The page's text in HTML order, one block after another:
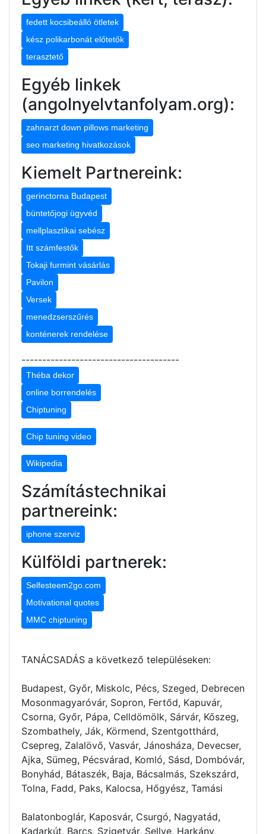
fedett kocsibeálló ötletek
kész polikarbonát előtetők
terasztető
Egyéb linkek
(angolnyelvtanfolyam.org):
zahnarzt down pillows marketing
seo marketing hivatkozások
Kiemelt Partnereink:
gerinctorna Budapest
büntetőjogi ügyvéd
mellplasztikai sebész
Itt számfestők
Tokaji furmint vásárlás
Pavilon
Versek
menedzserszűrés
konténerek rendelése
--------------------------------------
Théba dekor
online borrendelés
Chiptuning
Chip tuning video
Wikipedia
Számítástechnikai
partnereink:
iphone szerviz
Külföldi partnerek:
Selfesteem2go.com
Motivational quotes
MMC chiptuning
TANÁCSADÁS a következő településeken:
Budapest, Győr, Miskolc, Pécs, Szeged, Debrecen
Mosonmagyaróvár, Sopron, Fertőd, Kapuvár,
Csorna, Győr, Pápa, Celldömölk, Sárvár, Kőszeg,
Szombathely, Ják, Körmend, Szentgotthárd,
Csepreg, Zalalövő, Vasvár, Jánosháza, Devecser,
Ajka, Sümeg, Pécsvárad, Komló, Sásd, Dombóvár,
Bonyhád, Bátaszék, Baja, Bácsalmás, Szekszárd,
Tolna, Fadd, Paks, Kalocsa, Hőgyész, Tamási
Balatonboglár, Kaposvár, Csurgó, Nagyatád,
Kadarkút, Barcs, Szigetvár, Sellye, Harkány,